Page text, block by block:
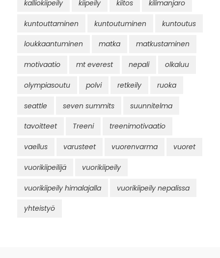
kalliokiipeily kiipeily kiitos kilimanjaro
kuntouttaminen kuntoutuminen kuntoutus
loukkaantuminen matka matkustaminen
motivaatio mt everest nepali olkaluu
olympiasoutu polvi retkeily ruoka
seattle seven summits suunnitelma
tavoitteet Treeni treenimotivaatio
vaellus varusteet vuorenvarma vuoret
vuorikiipeilijä vuorikiipeily
vuorikiipeily himalajalla vuorikiipeily nepalissa
yhteistyö